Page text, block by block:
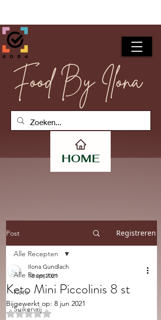
Food By Ilona
HOME
Post Registreren
Alle Recepten
Keto
Suikervrij
Alle Recepten
Keto Mini Piccolinis 8 st
Ilona Gundlach
18 apr 2021
Bijgewerkt op: 8 jun 2021
Beoordeeld met NaN uit 5 sterren.